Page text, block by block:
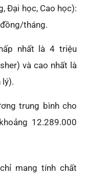
Đại học, Cao học):
tháng.
nhất là 4 triệu
và cao nhất là
trung bình cho
12.289.000
mang tính chất